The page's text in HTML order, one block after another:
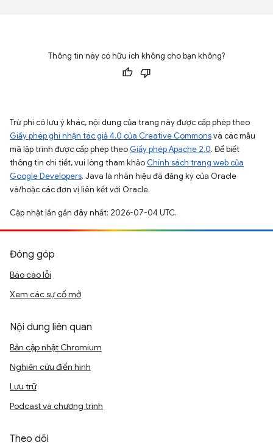
Thông tin này có hữu ích không cho bạn không?
Trừ phi có lưu ý khác, nội dung của trang này được cấp phép theo
Giấy phép ghi nhận tác giả 4.0 của Creative Commonsvà các mẫu
mã lập trình được cấp phép theo Giấy phép Apache 2.0. Để biết
thông tin chi tiết, vui lòng tham khảo Chính sách trang web của
Google Developers. Java là nhãn hiệu đã đăng ký của Oracle
và/hoặc các đơn vị liên kết với Oracle.
Cập nhật lần gần đây nhất: 2026-07-04 UTC.
Đóng góp
Báo cáo lỗi
Xem các sự cố mở
Nội dung liên quan
Bản cập nhật Chromium
Nghiên cứu điển hình
Lưu trữ
Podcast và chương trình
Theo dõi